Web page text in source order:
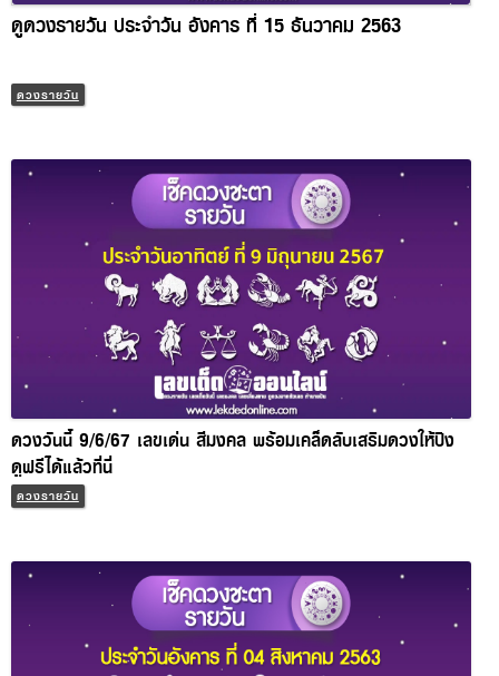
ดูดวงรายวัน ประจำวัน อังคาร ที่ 15 ธันวาคม 2563
ดวงรายวัน
ดวงวันนี้ 9/6/67 เลขเด่น สีมงคล พร้อมเคล็ดลับเสริมดวงให้ปัง
ดูฟรีได้แล้วที่นี่
ดวงรายวัน